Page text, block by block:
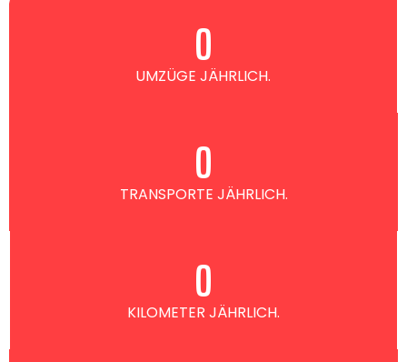
UMZÜGE JÄHRLICH.
0
TRANSPORTE JÄHRLICH.
0
KILOMETER JÄHRLICH.
0